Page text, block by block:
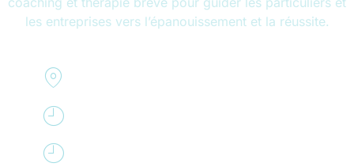
les entreprises vers l’épanouissement et la réussite.